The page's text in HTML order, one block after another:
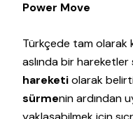
Power Move
Türkçede tam olarak
aslında bir
hareketiolarak
sürmenin ardından